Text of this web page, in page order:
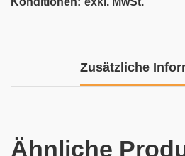
Zusätzliche
Ähnliche